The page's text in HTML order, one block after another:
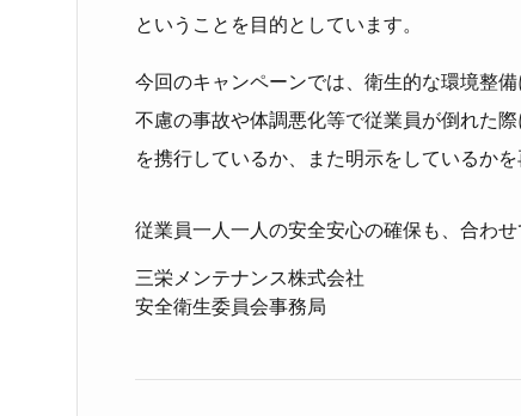
ということを目的としています。
今回のキャンペーンでは、衛生的な環境整備
不慮の事故や体調悪化等で従業員が倒れた
を携行しているか、また明示をしているかを
従業員一人一人の安全安心の確保も、合わせ
三栄メンテナンス株式会社
安全衛生委員会事務局